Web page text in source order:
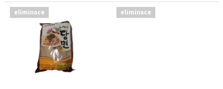
eliminace eliminace